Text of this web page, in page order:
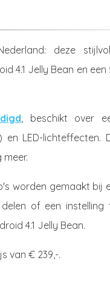
deze
4.1 Jelly Bean en een
, beschikt over
LED-lichteffecten.
worden gemaakt bij
of een instelling
4.1 Jelly Bean.
van € 239,-.